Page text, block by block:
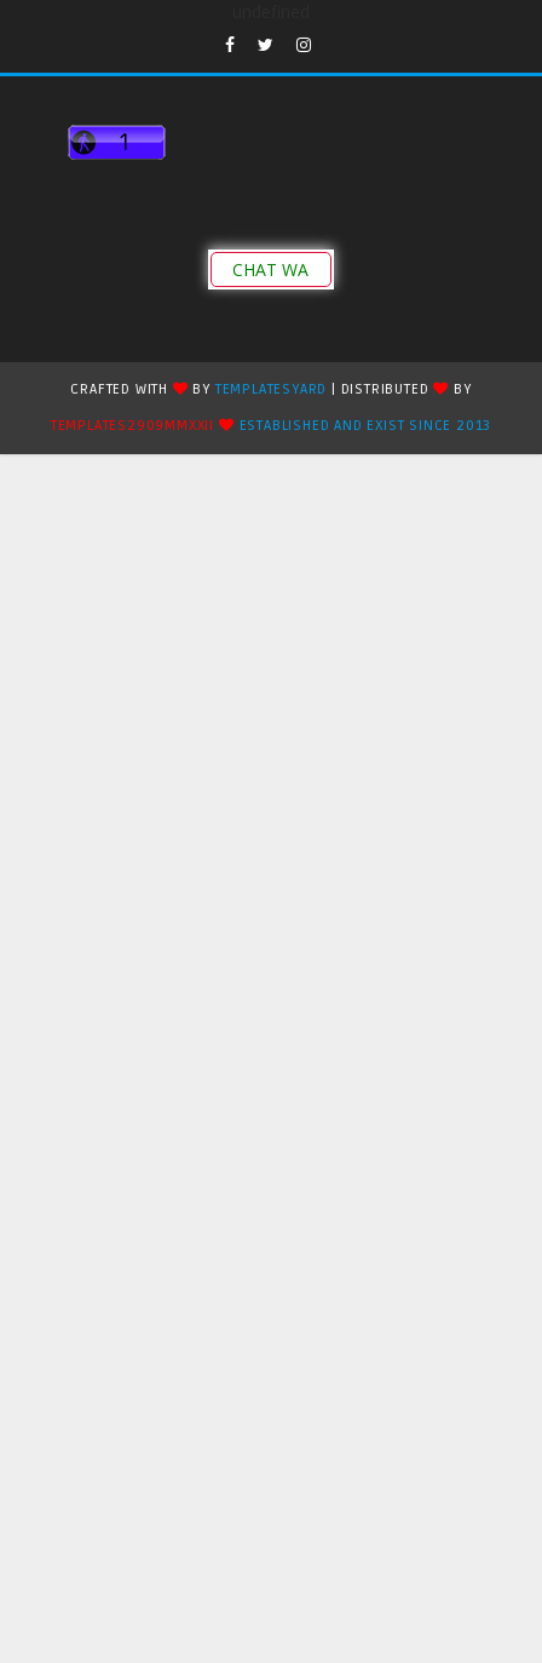
CHAT WA
CRAFTED WITH BYTEMPLATESYARD | DISTRIBUTED
BY
TEMPLATES2909MMXXII
ESTABLISHED AND EXIST SINCE 2013